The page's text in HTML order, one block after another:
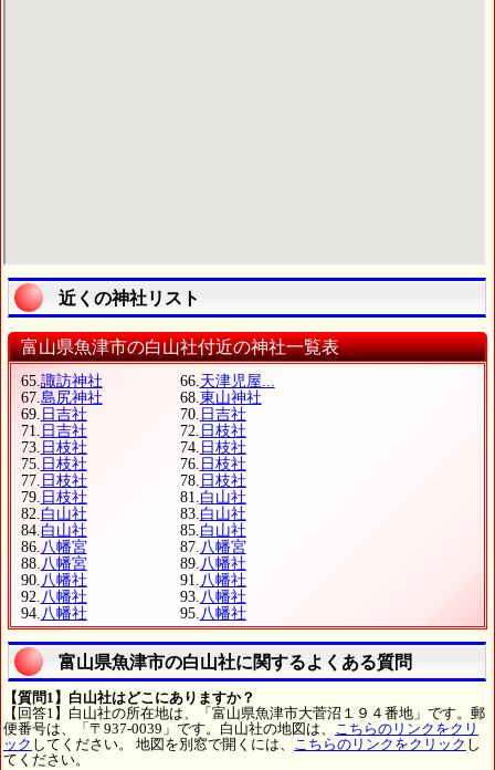
近くの神社リスト
富山県魚津市の白山社付近の神社一覧表
65.諏訪神社 66.天津児屋...
67.島尻神社 68.東山神社
69. 日吉社 70. 日吉社
71. 日吉社 72. 日枝社
73. 日枝社 74. 日枝社
75. 日枝社 76. 日枝社
77. 日枝社 78. 日枝社
79. 日枝社 81.白山社
82.白山社 83.白山社
84.白山社 85.白山社
86.八幡宮 87.八幡宮
88.八幡宮 89.八幡社
90.八幡社 91.八幡社
92.八幡社 93.八幡社
94.八幡社 95.八幡社
富山県魚津市の白山社に関するよくある質問
【質問1】白山社はどこにありますか？
【回答1】白山社の所在地は、「富山県魚津市大菅沼１９４番地」です。郵
便番号は、「〒937-0039」です。白山社の地図は、 こちらのリンクをクリ
ック してください。 地図を別窓で開くには、 こちらのリンクをクリック し
てください。